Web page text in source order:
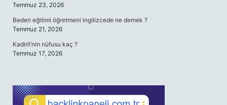
Temmuz 23, 2026
Beden eğitimi öğretmeni ingilizcede ne demek ?
Temmuz 21, 2026
Kadirli’nin nüfusu kaç ?
Temmuz 17, 2026